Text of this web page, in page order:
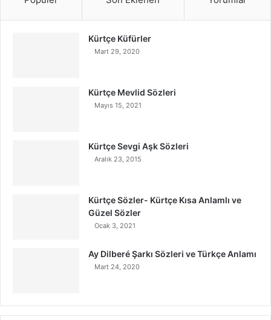
Kürtçe Küfürler
Mart 29, 2020
Kürtçe Mevlid Sözleri
Mayıs 15, 2021
Kürtçe Sevgi Aşk Sözleri
Aralık 23, 2015
Kürtçe Sözler- Kürtçe Kısa Anlamlı ve
Güzel Sözler
Ocak 3, 2021
Ay Dilberé Şarkı Sözleri ve Türkçe Anlamı
Mart 24, 2020